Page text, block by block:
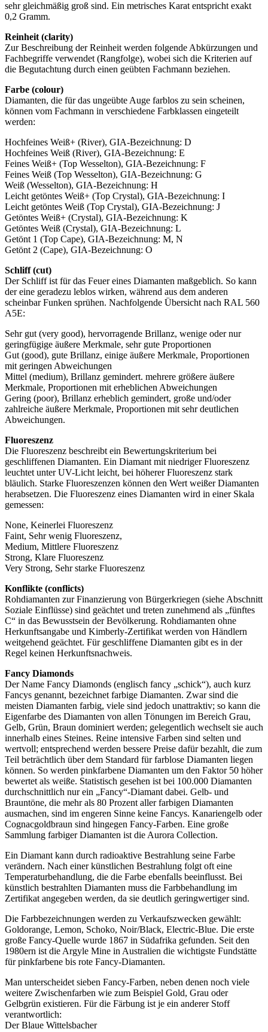
sehr gleichmäßig groß sind. Ein metrisches Karat entspricht exakt
0,2 Gramm.
Reinheit (clarity)
Zur Beschreibung der Reinheit werden folgende Abkürzungen und
Fachbegriffe verwendet (Rangfolge), wobei sich die Kriterien auf
die Begutachtung durch einen geübten Fachmann beziehen.
Farbe (colour)
Diamanten, die für das ungeübte Auge farblos zu sein scheinen,
können vom Fachmann in verschiedene Farbklassen eingeteilt
werden:
Hochfeines Weiß+ (River), GIA-Bezeichnung: D
Hochfeines Weiß (River), GIA-Bezeichnung: E
Feines Weiß+ (Top Wesselton), GIA-Bezeichnung: F
Feines Weiß (Top Wesselton), GIA-Bezeichnung: G
Weiß (Wesselton), GIA-Bezeichnung: H
Leicht getöntes Weiß+ (Top Crystal), GIA-Bezeichnung: I
Leicht getöntes Weiß (Top Crystal), GIA-Bezeichnung: J
Getöntes Weiß+ (Crystal), GIA-Bezeichnung: K
Getöntes Weiß (Crystal), GIA-Bezeichnung: L
Getönt 1 (Top Cape), GIA-Bezeichnung: M, N
Getönt 2 (Cape), GIA-Bezeichnung: O
Schliff (cut)
Der Schliff ist für das Feuer eines Diamanten maßgeblich. So kann
der eine geradezu leblos wirken, während aus dem anderen
scheinbar Funken sprühen. Nachfolgende Übersicht nach RAL 560
A5E:
Sehr gut (very good), hervorragende Brillanz, wenige oder nur
geringfügige äußere Merkmale, sehr gute Proportionen
Gut (good), gute Brillanz, einige äußere Merkmale, Proportionen
mit geringen Abweichungen
Mittel (medium), Brillanz gemindert. mehrere größere äußere
Merkmale, Proportionen mit erheblichen Abweichungen
Gering (poor), Brillanz erheblich gemindert, große und/oder
zahlreiche äußere Merkmale, Proportionen mit sehr deutlichen
Abweichungen.
Fluoreszenz
Die Fluoreszenz beschreibt ein Bewertungskriterium bei
geschliffenen Diamanten. Ein Diamant mit niedriger Fluoreszenz
leuchtet unter UV-Licht leicht, bei höherer Fluoreszenz stark
bläulich. Starke Fluoreszenzen können den Wert weißer Diamanten
herabsetzen. Die Fluoreszenz eines Diamanten wird in einer Skala
gemessen:
None, Keinerlei Fluoreszenz
Faint, Sehr wenig Fluoreszenz,
Medium, Mittlere Fluoreszenz
Strong, Klare Fluoreszenz
Very Strong, Sehr starke Fluoreszenz
Konflikte (conflicts)
Rohdiamanten zur Finanzierung von Bürgerkriegen (siehe Abschnitt
Soziale Einflüsse) sind geächtet und treten zunehmend als „fünftes
C“ in das Bewusstsein der Bevölkerung. Rohdiamanten ohne
Herkunftsangabe und Kimberly-Zertifikat werden von Händlern
weitgehend geächtet. Für geschliffene Diamanten gibt es in der
Regel keinen Herkunftsnachweis.
Fancy Diamonds
Der Name Fancy Diamonds (englisch fancy „schick“), auch kurz
Fancys genannt, bezeichnet farbige Diamanten. Zwar sind die
meisten Diamanten farbig, viele sind jedoch unattraktiv; so kann die
Eigenfarbe des Diamanten von allen Tönungen im Bereich Grau,
Gelb, Grün, Braun dominiert werden; gelegentlich wechselt sie auch
innerhalb eines Steines. Reine intensive Farben sind selten und
wertvoll; entsprechend werden bessere Preise dafür bezahlt, die zum
Teil beträchtlich über dem Standard für farblose Diamanten liegen
können. So werden pinkfarbene Diamanten um den Faktor 50 höher
bewertet als weiße. Statistisch gesehen ist bei 100.000 Diamanten
durchschnittlich nur ein „Fancy“-Diamant dabei. Gelb- und
Brauntöne, die mehr als 80 Prozent aller farbigen Diamanten
ausmachen, sind im engeren Sinne keine Fancys. Kanariengelb oder
Cognacgoldbraun sind hingegen Fancy-Farben. Eine große
Sammlung farbiger Diamanten ist die Aurora Collection.
Ein Diamant kann durch radioaktive Bestrahlung seine Farbe
verändern. Nach einer künstlichen Bestrahlung folgt oft eine
Temperaturbehandlung, die die Farbe ebenfalls beeinflusst. Bei
künstlich bestrahlten Diamanten muss die Farbbehandlung im
Zertifikat angegeben werden, da sie deutlich geringwertiger sind.
Die Farbbezeichnungen werden zu Verkaufszwecken gewählt:
Goldorange, Lemon, Schoko, Noir/Black, Electric-Blue. Die erste
große Fancy-Quelle wurde 1867 in Südafrika gefunden. Seit den
1980ern ist die Argyle Mine in Australien die wichtigste Fundstätte
für pinkfarbene bis rote Fancy-Diamanten.
Man unterscheidet sieben Fancy-Farben, neben denen noch viele
weitere Zwischenfarben wie zum Beispiel Gold, Grau oder
Gelbgrün existieren. Für die Färbung ist je ein anderer Stoff
verantwortlich:
Der Blaue Wittelsbacher